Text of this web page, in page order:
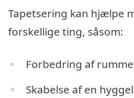
Tapetsering kan hjælpe
forskellige ting, såsom:
Forbedring af
Skabelse af en